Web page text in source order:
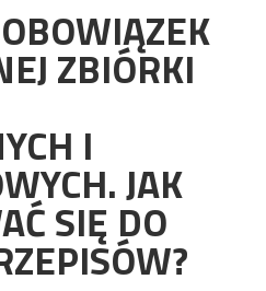
ZBIÓRKI
I
JAK
SIĘ DO